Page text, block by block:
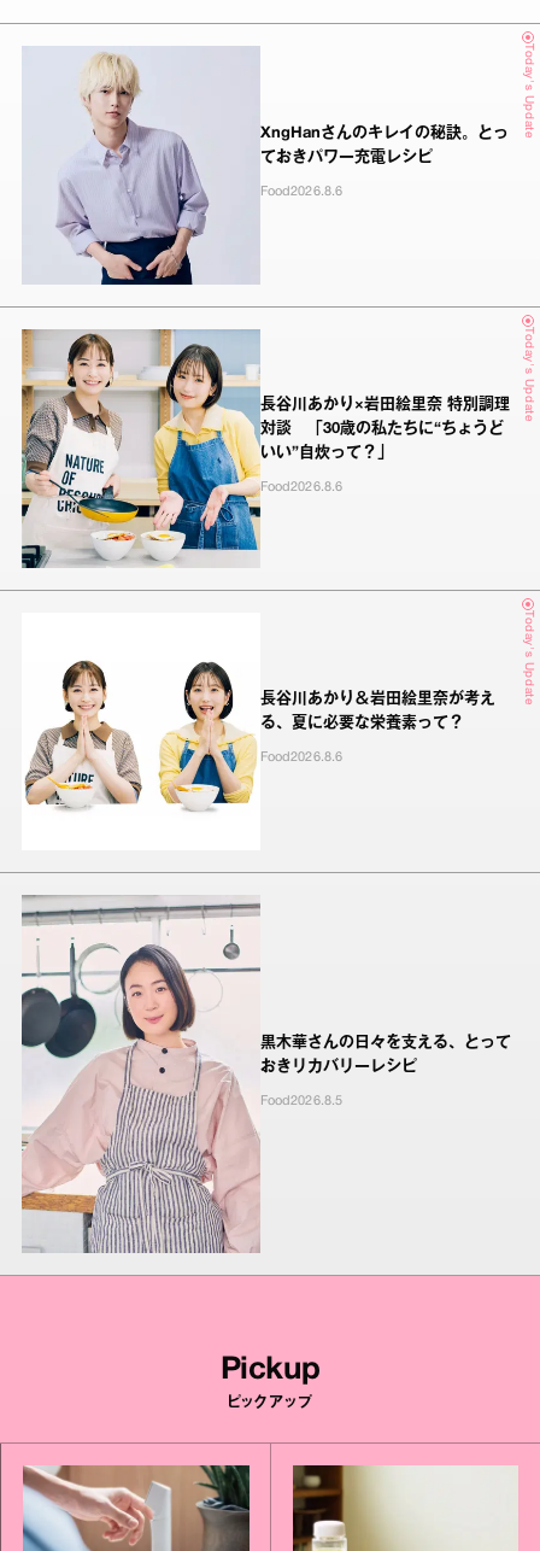
Today's Update
XngHanさんのキレイの秘訣。とっ
ておきパワー充電レシピ
Food2026.8.6
Today's Update
長谷川あかり×岩田絵里奈 特別調理
対談 「30歳の私たちに“ちょうど
いい”自炊って？」
Food2026.8.6
Today's Update
長谷川あかり＆岩田絵里奈が考え
る、夏に必要な栄養素って？
Food2026.8.6
黒木華さんの日々を支える、とって
おきリカバリーレシピ
Food2026.8.5
Pickup
ピックアップ